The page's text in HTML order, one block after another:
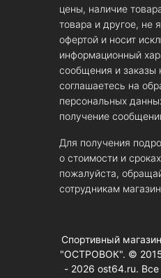
цены, наличие
товара и другое, не
офертой и носит
информационный
сообщения и заказы
соглашаетесь на
персональных
получение
Для получения
о стоимости и
пожалуйста,
сотрудникам
Спортивный магазин
"ОСТРОВОК". ©
- 2026 ost64.ru. Все